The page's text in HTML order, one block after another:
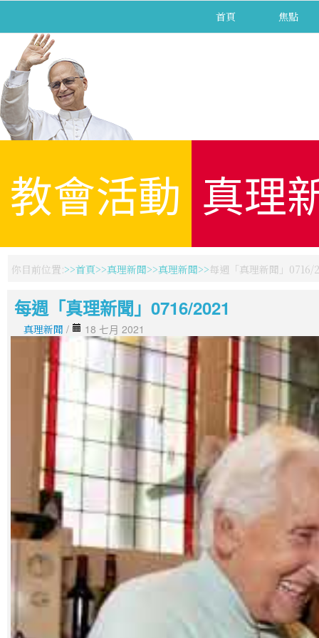
首頁 焦點
教會活動 真理
你目前位置: 首頁 真理新聞 真理新聞 每週「真理新聞」0716/
每週「真理新聞」0716/2021
真理新聞 / 18 七月 2021